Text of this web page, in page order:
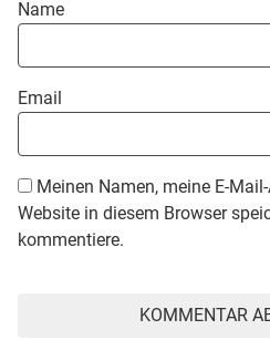
Name
Email
Meinen Namen, meine E-
Website in diesem Browser
kommentiere.